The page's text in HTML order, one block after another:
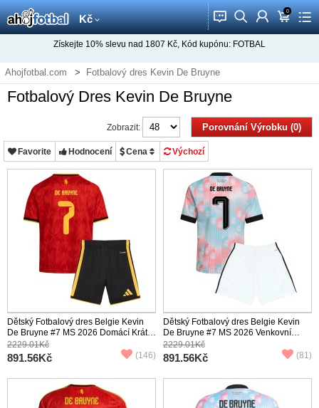
Kč 󰂱 󰂨 󰃳 0
󰃦 󰃖
Získejte 10% slevu nad 1807 Kč, Kód kupónu: FOTBAL
Ahojfotbal.com Fotbalový dres Kevin De Bruyne
Fotbalový Dres Kevin De Bruyne
Porovnání Výrobku (0)
Zobrazit:
Favorite Hodnocení Cena Výchozí
Dětský Fotbalový dres Belgie Kevin
De Bruyne #7 MS 2026 Domácí Krátký
Rukáv (+ trenýrky)
2229.01Kč
891.56Kč (146)
Dětský Fotbalový dres Belgie Kevin
De Bruyne #7 MS 2026 Venkovní
Krátký Rukáv (+ trenýrky)
2229.01Kč
891.56Kč (81)